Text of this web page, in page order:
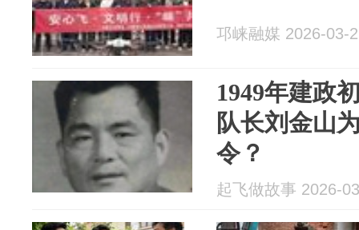
邛崃融媒 2026-03-
1949年建政
队长刘金山
令？
起飞做故事 2026-